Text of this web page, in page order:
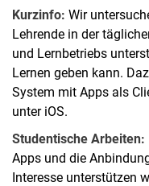
E-Learning
Kurzinfo: Wir
Lehrende in der
und Lernbetriebs
Lernen geben kann.
System mit Apps als
unter iOS.
Studentische Arbeiten:
Apps und die
Interesse unterstützen